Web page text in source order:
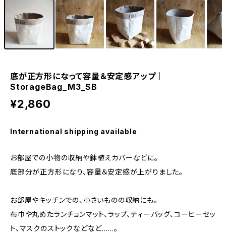
底が正方形になって容量＆安定感アップ｜
StorageBag_M3_SB
¥2,860
International shipping available
お部屋での小物の収納や鉢植えカバーなどに。
底部分が正方形になり、容量＆安定感が上がりました。
お部屋やキッチンでの、小さいものの収納にも。
布巾や丸めたランチョンマット、ラップ、ティーバッグ、コーヒーセッ
ト、マスクのストックなどなど……。